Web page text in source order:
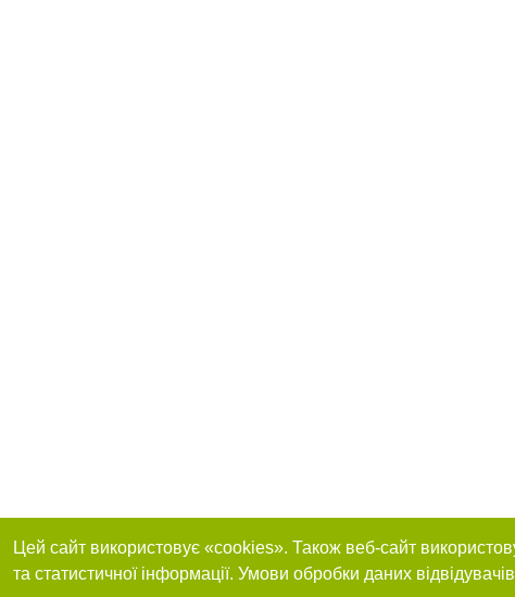
Цей сайт використовує «cookies». Також веб-сайт
та статистичної інформації. Умови обробки даних